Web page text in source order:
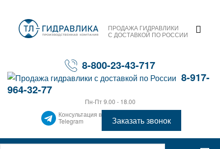
ПРОДАЖА ГИДРАВЛИКИ
С ДОСТАВКОЙ ПО РОССИИ
8-800-23-43-717
8-917-
964-32-77
Пн-Пт 9.00 - 18.00
Консультация в
Telegram
Заказать звонок